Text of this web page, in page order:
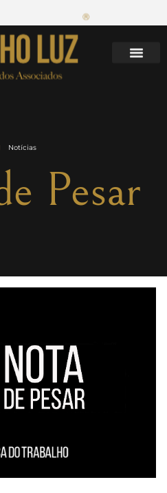
Notícias
Pesar